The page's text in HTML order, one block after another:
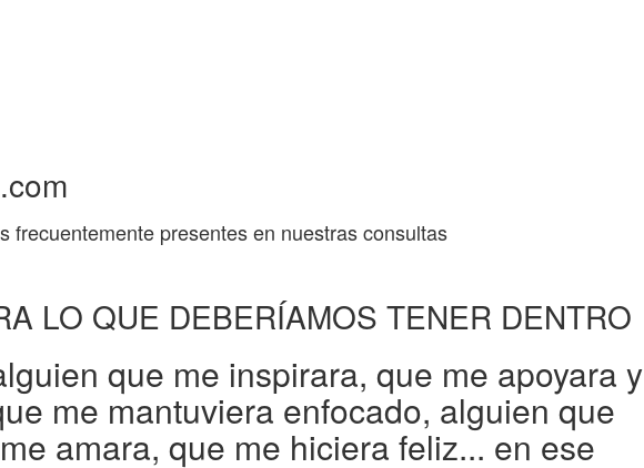
frecuentemente presentes en nuestras consultas
LO QUE DEBERÍAMOS TENER DENTRO
que me inspirara, que me apoyara y
me mantuviera enfocado, alguien que
amara, que me hiciera feliz... en ese